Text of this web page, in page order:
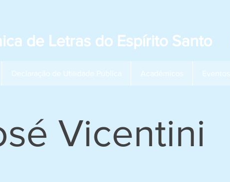
de Letras do Espírito Santo
Declaração de Utilidade Pública Acadêmicos Eventos
Vicentini